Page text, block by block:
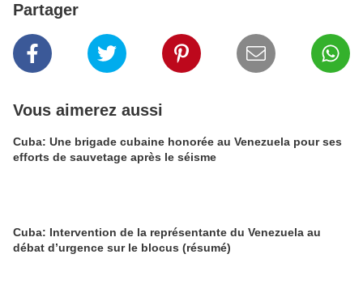
Partager
Vous aimerez aussi
Cuba: Une brigade cubaine honorée au Venezuela pour ses
efforts de sauvetage après le séisme
Cuba: Intervention de la représentante du Venezuela au
débat d’urgence sur le blocus (résumé)